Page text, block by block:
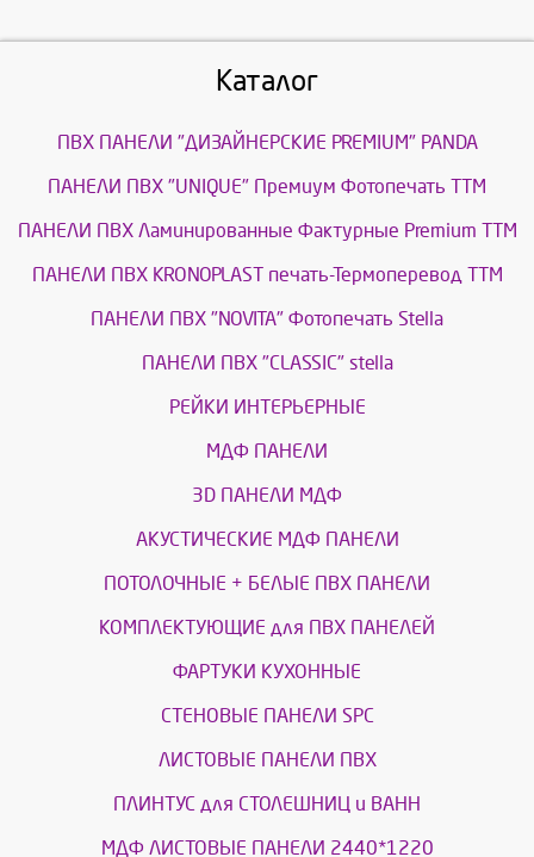
Каталог
ПВХ ПАНЕЛИ "ДИЗАЙНЕРСКИЕ PREMIUM" PANDA
ПАНЕЛИ ПВХ "UNIQUE" Премиум Фотопечать ТТМ
ПАНЕЛИ ПВХ Ламинированные Фактурные Premium ТТМ
ПАНЕЛИ ПВХ KRONOPLAST печать-Термоперевод ТТМ
ПАНЕЛИ ПВХ "NOVITA" Фотопечать Stella
ПАНЕЛИ ПВХ "CLASSIC" stella
РЕЙКИ ИНТЕРЬЕРНЫЕ
МДФ ПАНЕЛИ
3D ПАНЕЛИ МДФ
АКУСТИЧЕСКИЕ МДФ ПАНЕЛИ
ПОТОЛОЧНЫЕ + БЕЛЫЕ ПВХ ПАНЕЛИ
КОМПЛЕКТУЮЩИЕ для ПВХ ПАНЕЛЕЙ
ФАРТУКИ КУХОННЫЕ
СТЕНОВЫЕ ПАНЕЛИ SPC
ЛИСТОВЫЕ ПАНЕЛИ ПВХ
ПЛИНТУС для СТОЛЕШНИЦ и ВАНН
МДФ ЛИСТОВЫЕ ПАНЕЛИ 2440*1220